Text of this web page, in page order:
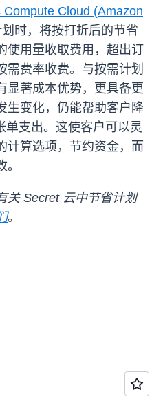
Cloud (Amazon
时，将按打折后的节省
使用量收取费用，超出订
需费率收费。与按需计划
显著成本优势，更具备更
生变化，仍能帮助客户降
单支出。这使客户可以灵
计算选项，节约资金，而
关 Secret 云中节省计划
。